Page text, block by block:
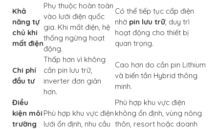
Khả
năng tự
chủ khi
mất điện
Phụ thuộc hoàn toàn
vào lưới điện quốc
gia. Khi mất điện, hệ
thống ngừng hoạt
động.
Có thể tiếp tục cấp điện
nhờ pin lưu trữ, duy trì
hoạt động cho thiết bị
quan trọng.
Chi phí
đầu tư
Thấp hơn vì không
cần pin lưu trữ,
inverter đơn giản
hơn.
Cao hơn do cần pin Lithium
và biến tần Hybrid thông
minh.
Điều
kiện môi
trường
Phù hợp khu vực điện
lưới ổn định, nhu cầu
Phù hợp khu vực điện
không ổn định, vùng nông
thôn, resort hoặc doanh